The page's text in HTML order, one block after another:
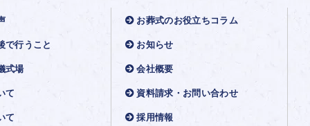
で行うこと
式場
て
て
お葬式のお役立ちコラム
お知らせ
会社概要
資料請求・お問い合わせ
採用情報